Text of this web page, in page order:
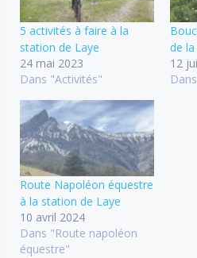
5 activités à faire à la
station de Laye
24 mai 2023
Dans "Activités"
de
12
Route Napoléon équestre
à la station de Laye
10 avril 2024
Dans "Route napoléon
équestre"